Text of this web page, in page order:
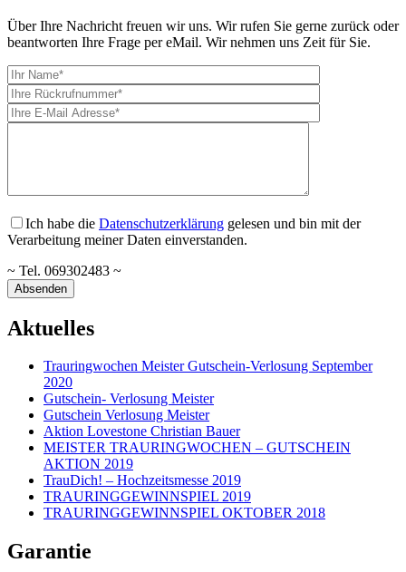
Über Ihre Nachricht freuen wir uns. Wir rufen Sie gerne zurück oder
beantworten Ihre Frage per eMail. Wir nehmen uns Zeit für Sie.
Ich habe die Datenschutzerklärung gelesen und bin mit der
Verarbeitung meiner Daten einverstanden.
~ Tel. 069302483 ~
Aktuelles
Trauringwochen Meister Gutschein-Verlosung September
2020
Gutschein- Verlosung Meister
Gutschein Verlosung Meister
Aktion Lovestone Christian Bauer
MEISTER TRAURINGWOCHEN – GUTSCHEIN
AKTION 2019
TrauDich! – Hochzeitsmesse 2019
TRAURINGGEWINNSPIEL 2019
TRAURINGGEWINNSPIEL OKTOBER 2018
Garantie